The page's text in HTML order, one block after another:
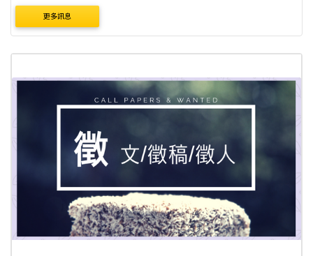
一、有鑒於本國雙語國家政策正起步，執行策略未臻完善，
反觀周遭其他國家，如：菲律賓，已實施雙語政策多年，....
更多訊息